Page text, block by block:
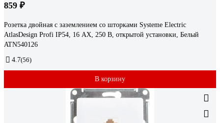
859 ₽
Розетка двойная с заземлением со шторками Systeme Electric
AtlasDesign Profi IP54, 16 АХ, 250 В, открытой установки, Белый
ATN540126
4.7(56)
В корзину